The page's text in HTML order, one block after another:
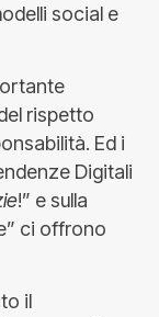
social e
rispetto
Ed i
Digitali
!” e sulla
ci offrono
il